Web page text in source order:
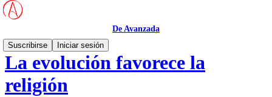
De Avanzada
Suscribirse
Iniciar sesión
La evolución favorece la
religión